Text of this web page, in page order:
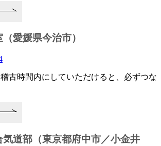
愛媛県今治市）
古時間内にしていただけると、必ずつな
道部（東京都府中市／小金井